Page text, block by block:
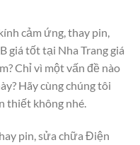
cảm ứng, thay pin,
giá tốt tại Nha Trang giá
Chỉ vì một vấn đề nào
Hãy cùng chúng tôi
thiết không nhé.
pin, sửa chữa Điện